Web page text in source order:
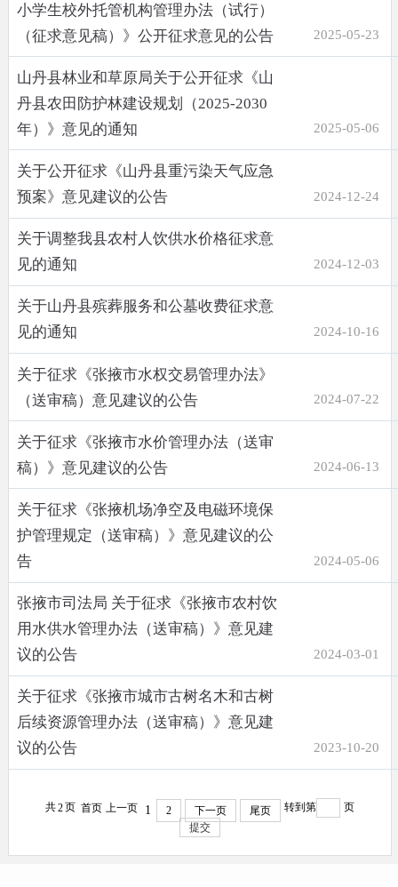
小学生校外托管机构管理办法（试行）
（征求意见稿）》公开征求意见的公告
2025-05-23
山丹县林业和草原局关于公开征求《山
丹县农田防护林建设规划（2025-2030
年）》意见的通知
2025-05-06
关于公开征求《山丹县重污染天气应急
预案》意见建议的公告
2024-12-24
关于调整我县农村人饮供水价格征求意
见的通知
2024-12-03
关于山丹县殡葬服务和公墓收费征求意
见的通知
2024-10-16
关于征求《张掖市水权交易管理办法》
（送审稿）意见建议的公告
2024-07-22
关于征求《张掖市水价管理办法（送审
稿）》意见建议的公告
2024-06-13
关于征求《张掖机场净空及电磁环境保
护管理规定（送审稿）》意见建议的公
告
2024-05-06
张掖市司法局 关于征求《张掖市农村饮
用水供水管理办法（送审稿）》意见建
议的公告
2024-03-01
关于征求《张掖市城市古树名木和古树
后续资源管理办法（送审稿）》意见建
议的公告
2023-10-20
共2页 首页 上一页 1 2 下一页 尾页 转到第
页
提交